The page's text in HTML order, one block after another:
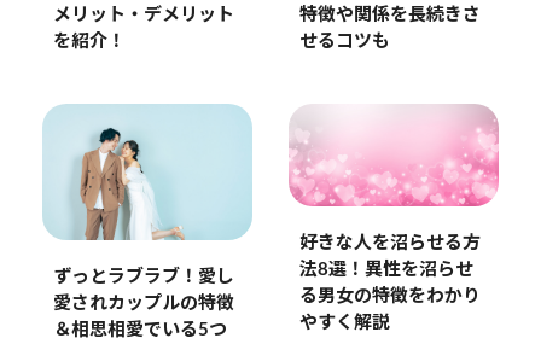
メリット・デメリット
を紹介！
特徴や関係を長続きさ
せるコツも
ずっとラブラブ！愛し
愛されカップルの特徴
＆相思相愛でいる5つ
好きな人を沼らせる方
法8選！異性を沼らせ
る男女の特徴をわかり
やすく解説